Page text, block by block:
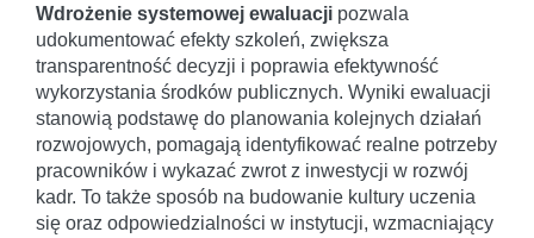
Wdrożenie systemowej ewaluacji pozwala
udokumentować efekty szkoleń, zwiększa
transparentność decyzji i poprawia efektywność
wykorzystania środków publicznych. Wyniki ewaluacji
stanowią podstawę do planowania kolejnych działań
rozwojowych, pomagają identyfikować realne potrzeby
pracowników i wykazać zwrot z inwestycji w rozwój
kadr. To także sposób na budowanie kultury uczenia
się oraz odpowiedzialności w instytucji, wzmacniający